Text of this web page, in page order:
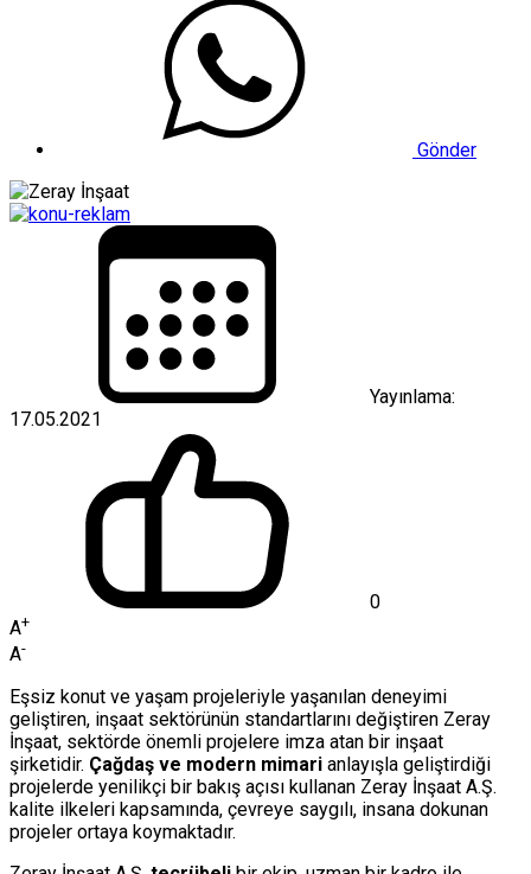
Gönder
Yayınlama:
17.05.2021
0
A+
A-
Eşsiz konut ve yaşam projeleriyle yaşanılan deneyimi
geliştiren, inşaat sektörünün standartlarını değiştiren Zeray
İnşaat, sektörde önemli projelere imza atan bir inşaat
şirketidir. Çağdaş ve modern mimari anlayışla geliştirdiği
projelerde yenilikçi bir bakış açısı kullanan Zeray İnşaat A.Ş.
kalite ilkeleri kapsamında, çevreye saygılı, insana dokunan
projeler ortaya koymaktadır.